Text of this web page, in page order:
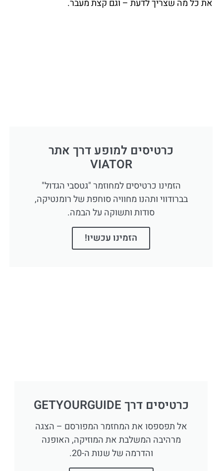
את כל מה שצריך לדעת – וגם קצת מעבר.
כרטיסים למופע דרך אתר
VIATOR
הזמינו כרטיסים למחוזמר "גטסבי הגדול"
בברודווי ותהנו מחוויה סוחפת של רומנטיקה,
סודות ותשוקה על הבמה.
הזמינו עכשיו!
כרטיסים דרך GETYOURGUIDE
אל תפספסו את המחזמר המפורסם – הצגה
מרהיבה המשלבת את המוזיקה, האופנה
והדרמה של שנות ה-20.